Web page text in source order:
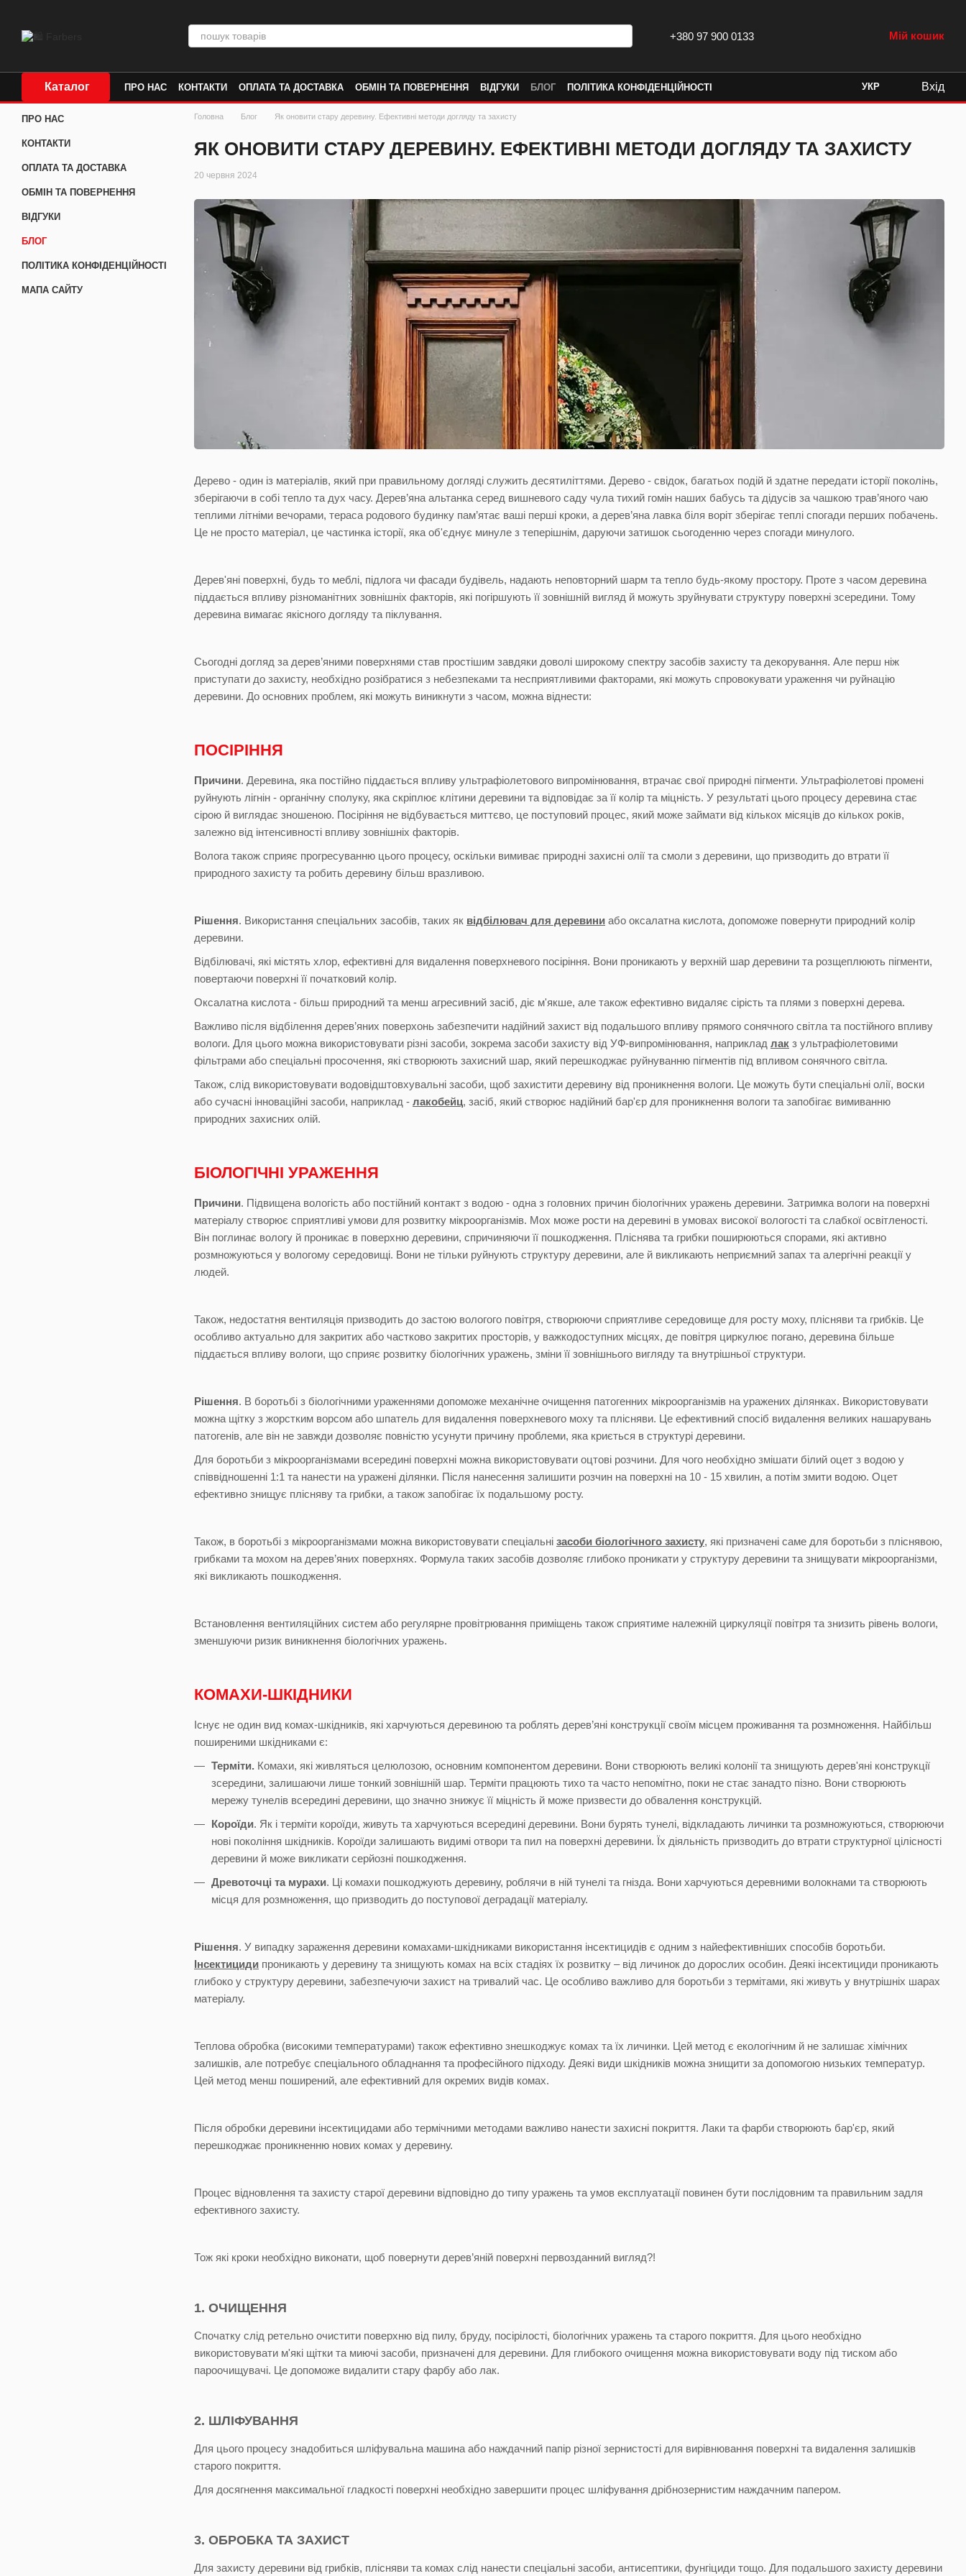
+380 97 900 0133 Мій кошик
Каталог ПРО НАС КОНТАКТИ ОПЛАТА ТА ДОСТАВКА ОБМІН ТА ПОВЕРНЕННЯ ВІДГУКИ БЛОГ ПОЛІТИКА КОНФІДЕНЦІЙНОСТІ УКР Вхід
Головна Блог Як оновити стару деревину. Ефективні методи догляду та захисту
ЯК ОНОВИТИ СТАРУ ДЕРЕВИНУ. ЕФЕКТИВНІ МЕТОДИ ДОГЛЯДУ ТА ЗАХИСТУ
20 червня 2024
Дерево - один із матеріалів, який при правильному догляді служить десятиліттями. Дерево - свідок, багатьох подій й здатне передати історії поколінь,
зберігаючи в собі тепло та дух часу. Дерев’яна альтанка серед вишневого саду чула тихий гомін наших бабусь та дідусів за чашкою трав’яного чаю
теплими літніми вечорами, тераса родового будинку пам’ятає ваші перші кроки, а дерев’яна лавка біля воріт зберігає теплі спогади перших побачень.
Це не просто матеріал, це частинка історії, яка об'єднує минуле з теперішнім, даруючи затишок сьогоденню через спогади минулого.
Дерев'яні поверхні, будь то меблі, підлога чи фасади будівель, надають неповторний шарм та тепло будь-якому простору. Проте з часом деревина
піддається впливу різноманітних зовнішніх факторів, які погіршують її зовнішній вигляд й можуть зруйнувати структуру поверхні зсередини. Тому
деревина вимагає якісного догляду та піклування.
Сьогодні догляд за дерев’яними поверхнями став простішим завдяки доволі широкому спектру засобів захисту та декорування. Але перш ніж
приступати до захисту, необхідно розібратися з небезпеками та несприятливими факторами, які можуть спровокувати ураження чи руйнацію
деревини. До основних проблем, які можуть виникнути з часом, можна віднести:
ПОСІРІННЯ
Причини. Деревина, яка постійно піддається впливу ультрафіолетового випромінювання, втрачає свої природні пігменти. Ультрафіолетові промені
руйнують лігнін - органічну сполуку, яка скріплює клітини деревини та відповідає за її колір та міцність. У результаті цього процесу деревина стає
сірою й виглядає зношеною. Посіріння не відбувається миттєво, це поступовий процес, який може займати від кількох місяців до кількох років,
залежно від інтенсивності впливу зовнішніх факторів.
Волога також сприяє прогресуванню цього процесу, оскільки вимиває природні захисні олії та смоли з деревини, що призводить до втрати її
природного захисту та робить деревину більш вразливою.
Рішення. Використання спеціальних засобів, таких як відбілювач для деревини або оксалатна кислота, допоможе повернути природний колір
деревини.
Відбілювачі, які містять хлор, ефективні для видалення поверхневого посіріння. Вони проникають у верхній шар деревини та розщеплюють пігменти,
повертаючи поверхні її початковий колір.
Оксалатна кислота - більш природний та менш агресивний засіб, діє м'якше, але також ефективно видаляє сірість та плями з поверхні дерева.
Важливо після відбілення дерев’яних поверхонь забезпечити надійний захист від подальшого впливу прямого сонячного світла та постійного впливу
вологи. Для цього можна використовувати різні засоби, зокрема засоби захисту від УФ-випромінювання, наприклад лак з ультрафіолетовими
фільтрами або спеціальні просочення, які створюють захисний шар, який перешкоджає руйнуванню пігментів під впливом сонячного світла.
Також, слід використовувати водовідштовхувальні засоби, щоб захистити деревину від проникнення вологи. Це можуть бути спеціальні олії, воски
або сучасні інноваційні засоби, наприклад - лакобейц, засіб, який створює надійний бар'єр для проникнення вологи та запобігає вимиванню
природних захисних олій.
БІОЛОГІЧНІ УРАЖЕННЯ
Причини. Підвищена вологість або постійний контакт з водою - одна з головних причин біологічних уражень деревини. Затримка вологи на поверхні
матеріалу створює сприятливі умови для розвитку мікроорганізмів. Мох може рости на деревині в умовах високої вологості та слабкої освітленості.
Він поглинає вологу й проникає в поверхню деревини, спричиняючи її пошкодження. Пліснява та грибки поширюються спорами, які активно
розмножуються у вологому середовищі. Вони не тільки руйнують структуру деревини, але й викликають неприємний запах та алергічні реакції у
людей.
Також, недостатня вентиляція призводить до застою вологого повітря, створюючи сприятливе середовище для росту моху, плісняви та грибків. Це
особливо актуально для закритих або частково закритих просторів, у важкодоступних місцях, де повітря циркулює погано, деревина більше
піддається впливу вологи, що сприяє розвитку біологічних уражень, зміни її зовнішнього вигляду та внутрішньої структури.
Рішення. В боротьбі з біологічними ураженнями допоможе механічне очищення патогенних мікроорганізмів на уражених ділянках. Використовувати
можна щітку з жорстким ворсом або шпатель для видалення поверхневого моху та плісняви. Це ефективний спосіб видалення великих нашарувань
патогенів, але він не завжди дозволяє повністю усунути причину проблеми, яка криється в структурі деревини.
Для боротьби з мікроорганізмами всередині поверхні можна використовувати оцтові розчини. Для чого необхідно змішати білий оцет з водою у
співвідношенні 1:1 та нанести на уражені ділянки. Після нанесення залишити розчин на поверхні на 10 - 15 хвилин, а потім змити водою. Оцет
ефективно знищує плісняву та грибки, а також запобігає їх подальшому росту.
Також, в боротьбі з мікроорганізмами можна використовувати спеціальні засоби біологічного захисту, які призначені саме для боротьби з пліснявою,
грибками та мохом на дерев’яних поверхнях. Формула таких засобів дозволяє глибоко проникати у структуру деревини та знищувати мікроорганізми,
які викликають пошкодження.
Встановлення вентиляційних систем або регулярне провітрювання приміщень також сприятиме належній циркуляції повітря та знизить рівень вологи,
зменшуючи ризик виникнення біологічних уражень.
КОМАХИ-ШКІДНИКИ
Існує не один вид комах-шкідників, які харчуються деревиною та роблять дерев’яні конструкції своїм місцем проживання та розмноження. Найбільш
поширеними шкідниками є:
Терміти. Комахи, які живляться целюлозою, основним компонентом деревини. Вони створюють великі колонії та знищують дерев'яні конструкції
зсередини, залишаючи лише тонкий зовнішній шар. Терміти працюють тихо та часто непомітно, поки не стає занадто пізно. Вони створюють
мережу тунелів всередині деревини, що значно знижує її міцність й може призвести до обвалення конструкцій.
Короїди. Як і терміти короїди, живуть та харчуються всередині деревини. Вони бурять тунелі, відкладають личинки та розмножуються, створюючи
нові покоління шкідників. Короїди залишають видимі отвори та пил на поверхні деревини. Їх діяльність призводить до втрати структурної цілісності
деревини й може викликати серйозні пошкодження.
Древоточці та мурахи. Ці комахи пошкоджують деревину, роблячи в ній тунелі та гнізда. Вони харчуються деревними волокнами та створюють
місця для розмноження, що призводить до поступової деградації матеріалу.
Рішення. У випадку зараження деревини комахами-шкідниками використання інсектицидів є одним з найефективніших способів боротьби.
Інсектициди проникають у деревину та знищують комах на всіх стадіях їх розвитку – від личинок до дорослих особин. Деякі інсектициди проникають
глибоко у структуру деревини, забезпечуючи захист на тривалий час. Це особливо важливо для боротьби з термітами, які живуть у внутрішніх шарах
матеріалу.
Теплова обробка (високими температурами) також ефективно знешкоджує комах та їх личинки. Цей метод є екологічним й не залишає хімічних
залишків, але потребує спеціального обладнання та професійного підходу. Деякі види шкідників можна знищити за допомогою низьких температур.
Цей метод менш поширений, але ефективний для окремих видів комах.
Після обробки деревини інсектицидами або термічними методами важливо нанести захисні покриття. Лаки та фарби створюють бар'єр, який
перешкоджає проникненню нових комах у деревину.
Процес відновлення та захисту старої деревини відповідно до типу уражень та умов експлуатації повинен бути послідовним та правильним задля
ефективного захисту.
Тож які кроки необхідно виконати, щоб повернути дерев’яній поверхні первозданний вигляд?!
1. ОЧИЩЕННЯ
Спочатку слід ретельно очистити поверхню від пилу, бруду, посірілості, біологічних уражень та старого покриття. Для цього необхідно
використовувати м'які щітки та миючі засоби, призначені для деревини. Для глибокого очищення можна використовувати воду під тиском або
пароочищувачі. Це допоможе видалити стару фарбу або лак.
2. ШЛІФУВАННЯ
Для цього процесу знадобиться шліфувальна машина або наждачний папір різної зернистості для вирівнювання поверхні та видалення залишків
старого покриття.
Для досягнення максимальної гладкості поверхні необхідно завершити процес шліфування дрібнозернистим наждачним папером.
3. ОБРОБКА ТА ЗАХИСТ
Для захисту деревини від грибків, плісняви та комах слід нанести спеціальні засоби, антисептики, фунгіциди тощо. Для подальшого захисту деревини
ПРО НАС
КОНТАКТИ
ОПЛАТА ТА ДОСТАВКА
ОБМІН ТА ПОВЕРНЕННЯ
ВІДГУКИ
БЛОГ
ПОЛІТИКА КОНФІДЕНЦІЙНОСТІ
МАПА САЙТУ